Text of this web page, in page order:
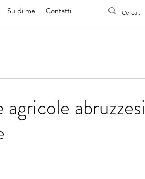
Su di me Contatti
abruzzesi